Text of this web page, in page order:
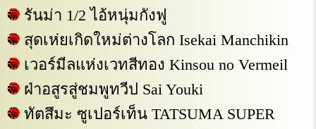
รันม่า 1/2 ไอ้หนุ่มกังฟู
สุดเห่ยเกิดใหม่ต่างโลก Isekai Manchikin
เวอร์มีลแห่งเวทสีทอง Kinsou no Vermeil
ฝ่าอสูรสู่ชมพูทวีป Sai Youki
ทัตสึมะ ซูเปอร์เท็น TATSUMA SUPER